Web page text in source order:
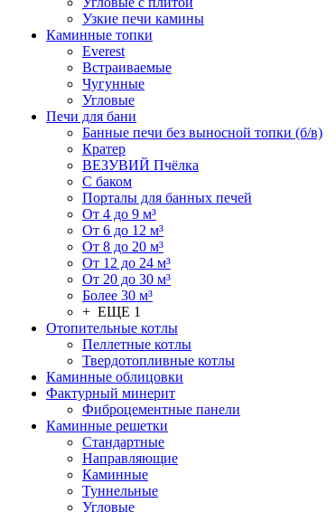
Узкие печи камины
Каминные топки
Everest
Встраиваемые
Чугунные
Угловые
Печи для бани
Банные печи без выносной топки (б/в)
Кратер
ВЕЗУВИЙ Пчёлка
С баком
Порталы для банных печей
От 4 до 9 м³
От 6 до 12 м³
От 8 до 20 м³
От 12 до 24 м³
От 20 до 30 м³
Более 30 м³
+ ЕЩЕ 1
Отопительные котлы
Пеллетные котлы
Твердотопливные котлы
Каминные облицовки
Фактурный минерит
Фиброцементные панели
Каминные решетки
Стандартные
Направляющие
Каминные
Туннельные
Угловые